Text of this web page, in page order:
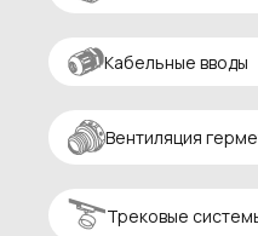
Кабельные вводы
Вентиляция
Трековые